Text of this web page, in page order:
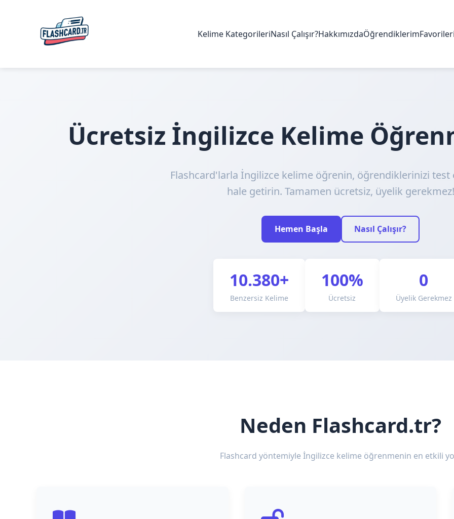
Kelime KategorileriNasıl Çalışır?HakkımızdaÖğrendiklerim
Ücretsiz İngilizce Kelime
Flashcard'larla İngilizce kelime öğrenin, öğrendiklerinizi test
hale getirin. Tamamen ücretsiz, üyelik gerekmez!
Hemen Başla Nasıl Çalışır?
10.380+
Benzersiz Kelime
100%
Ücretsiz
0
Üyelik Gerekmez
Neden Flashcard.tr?
Flashcard yöntemiyle İngilizce kelime öğrenmenin en etkili